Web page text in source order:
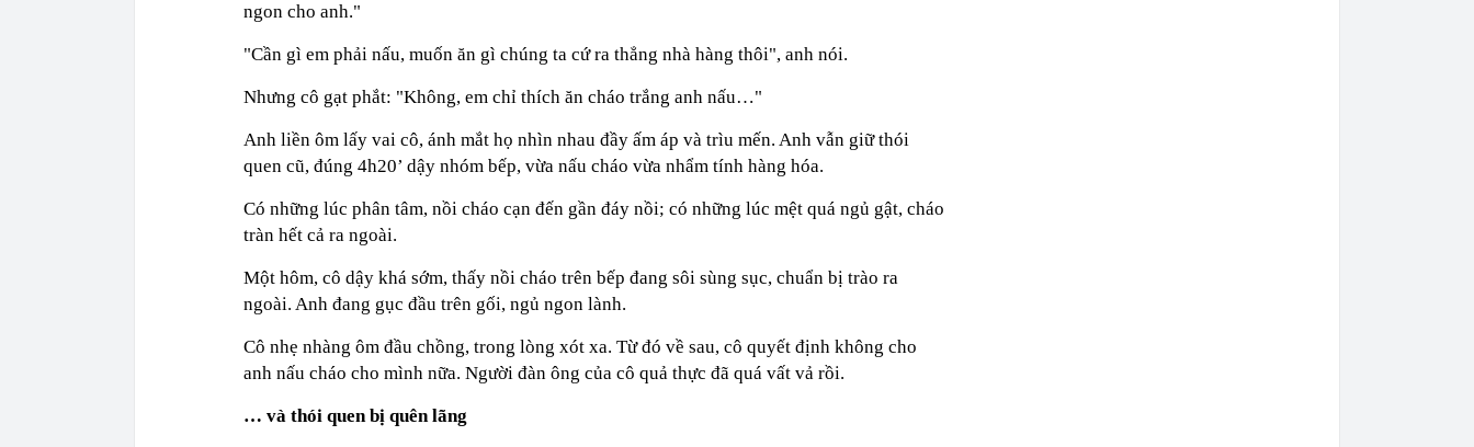
ngon cho anh."
"Cần gì em phải nấu, muốn ăn gì chúng ta cứ ra thẳng nhà hàng thôi", anh nói.
Nhưng cô gạt phắt: "Không, em chỉ thích ăn cháo trắng anh nấu…"
Anh liền ôm lấy vai cô, ánh mắt họ nhìn nhau đầy ấm áp và trìu mến. Anh vẫn giữ thói
quen cũ, đúng 4h20’ dậy nhóm bếp, vừa nấu cháo vừa nhẩm tính hàng hóa.
Có những lúc phân tâm, nồi cháo cạn đến gần đáy nồi; có những lúc mệt quá ngủ gật, cháo
tràn hết cả ra ngoài.
Một hôm, cô dậy khá sớm, thấy nồi cháo trên bếp đang sôi sùng sục, chuẩn bị trào ra
ngoài. Anh đang gục đầu trên gối, ngủ ngon lành.
Cô nhẹ nhàng ôm đầu chồng, trong lòng xót xa. Từ đó về sau, cô quyết định không cho
anh nấu cháo cho mình nữa. Người đàn ông của cô quả thực đã quá vất vả rồi.
… và thói quen bị quên lãng